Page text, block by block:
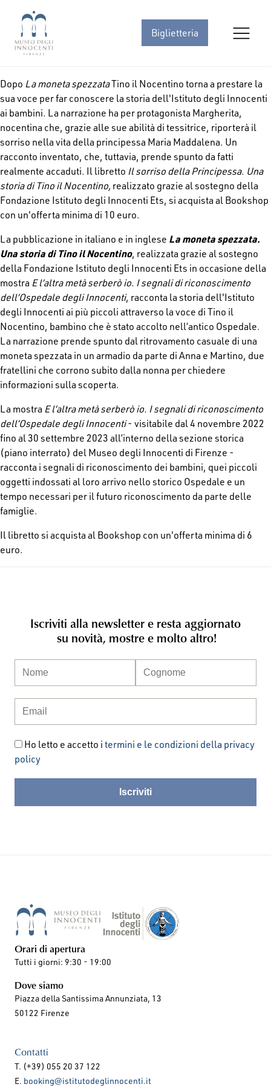
Biglietteria
Dopo La moneta spezzataTino il Nocentino torna a prestare la
sua voce per far conoscere la storia dell'Istituto degli Innocenti
ai bambini. La narrazione ha per protagonista Margherita,
nocentina che, grazie alle sue abilità di tessitrice, riporterà il
sorriso nella vita della principessa Maria Maddalena. Un
racconto inventato, che, tuttavia, prende spunto da fatti
realmente accaduti. Il libretto Il sorriso della Principessa. Una
storia di Tino il Nocentino, realizzato grazie al sostegno della
Fondazione Istituto degli Innocenti Ets, si acquista al Bookshop
con un'offerta minima di 10 euro.
La pubblicazione in italiano e in inglese La moneta spezzata.
Una storia di Tino il Nocentino, realizzata grazie al sostegno
della Fondazione Istituto degli Innocenti Ets in occasione della
mostra E l’altra metà serberò io. I segnali di riconoscimento
dell’Ospedale degli Innocenti, racconta la storia dell'Istituto
degli Innocenti ai più piccoli attraverso la voce di Tino il
Nocentino, bambino che è stato accolto nell’antico Ospedale.
La narrazione prende spunto dal ritrovamento casuale di una
moneta spezzata in un armadio da parte di Anna e Martino, due
fratellini che corrono subito dalla nonna per chiedere
informazioni sulla scoperta.
La mostra E l’altra metà serberò io. I segnali di riconoscimento
dell’Ospedale degli Innocenti- visitabile dal 4 novembre 2022
fino al 30 settembre 2023 all’interno della sezione storica
(piano interrato) del Museo degli Innocenti di Firenze -
racconta i segnali di riconoscimento dei bambini, quei piccoli
oggetti indossati al loro arrivo nello storico Ospedale e un
tempo necessari per il futuro riconoscimento da parte delle
famiglie.
Il libretto si acquista al Bookshop con un'offerta minima di 6
euro.
Iscriviti alla newsletter e resta aggiornato
su novità, mostre e molto altro!
Ho letto e accetto i termini e le condizioni della privacy
policy
Iscriviti
Orari di apertura
Tutti i giorni: 9:30 - 19:00
Dove siamo
Piazza della Santissima Annunziata, 13
50122 Firenze
Contatti
T. (+39) 055 20 37 122
E. booking@istitutodeglinnocenti.it